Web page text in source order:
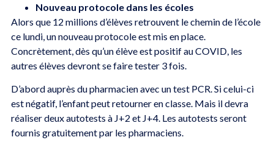
Nouveau protocole dans les écoles
Alors que 12 millions d’élèves retrouvent le chemin de l’école
ce lundi, un nouveau protocole est mis en place.
Concrètement, dès qu’un élève est positif au COVID, les
autres élèves devront se faire tester 3 fois.
D’abord auprès du pharmacien avec un test PCR. Si celui-ci
est négatif, l’enfant peut retourner en classe. Mais il devra
réaliser deux autotests à J+2 et J+4. Les autotests seront
fournis gratuitement par les pharmaciens.